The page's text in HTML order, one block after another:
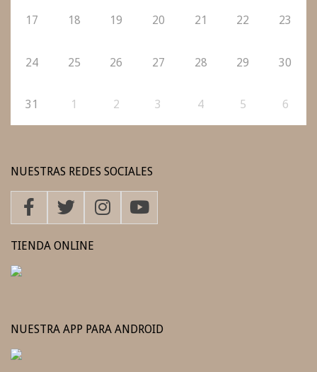
17 18 19 20 21 22 23
24 25 26 27 28 29 30
31 1 2 3 4 5 6
NUESTRAS REDES SOCIALES
TIENDA ONLINE
NUESTRA APP PARA ANDROID